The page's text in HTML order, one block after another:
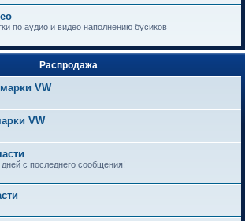
по аудио и видео наполнению бусиков
Распродажа
VW
VW
с последнего сообщения!